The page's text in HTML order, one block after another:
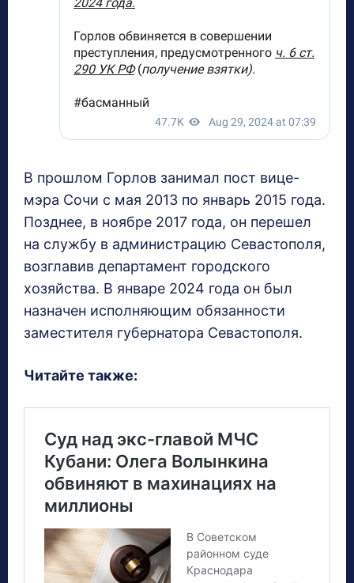
В прошлом Горлов занимал пост вице-
мэра Сочи с мая 2013 по январь 2015 года.
Позднее, в ноябре 2017 года, он перешел
на службу в администрацию Севастополя,
возглавив департамент городского
хозяйства. В январе 2024 года он был
назначен исполняющим обязанности
заместителя губернатора Севастополя.
Читайте также: